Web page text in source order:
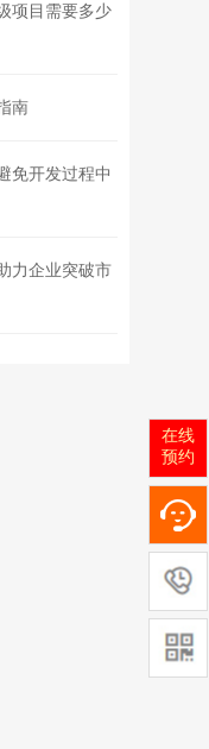
项目需要多少
南
免开发过程中
力企业突破市
在线
预约